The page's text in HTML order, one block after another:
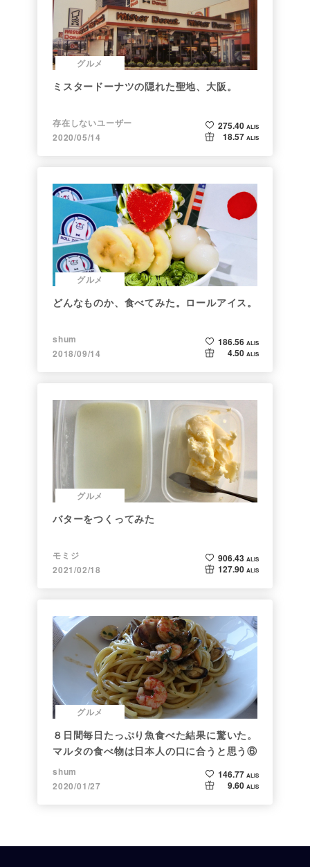
グルメ
ミスタードーナツの隠れた聖地、大阪。
存在しないユーザー
2020/05/14
275.40 ALIS
18.57 ALIS
グルメ
どんなものか、食べてみた。ロールアイス。
shum
2018/09/14
186.56 ALIS
4.50 ALIS
グルメ
バターをつくってみた
モミジ
2021/02/18
906.43 ALIS
127.90 ALIS
グルメ
８日間毎日たっぷり魚食べた結果に驚いた。
マルタの食べ物は日本人の口に合うと思う⑥
shum
2020/01/27
146.77 ALIS
9.60 ALIS